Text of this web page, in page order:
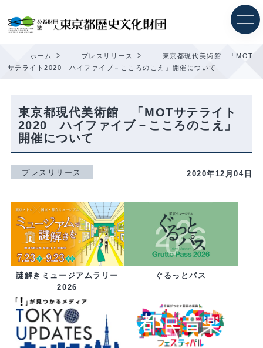
ホーム > プレスリリース >
東京都現代美術館 「MOT
サテライト2020 ハイファイブ－こころのこえ」開催について
東京都現代美術館 「MOTサテライト
2020 ハイファイブ－こころのこえ」
開催について
プレスリリース 2020年12月04日
謎解きミュージアムラリー
2026
ぐるっとパス